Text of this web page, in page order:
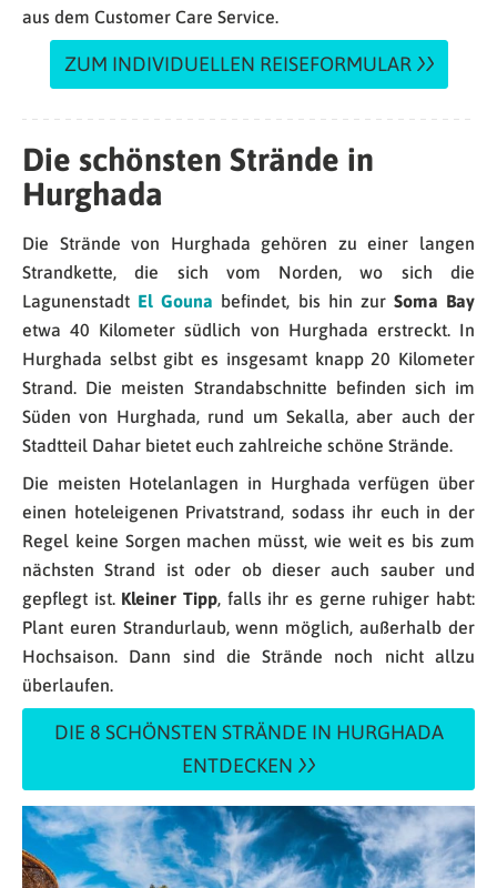
aus dem Customer Care Service.
ZUM INDIVIDUELLEN REISEFORMULAR
Die schönsten Strände in
Hurghada
Die Strände von Hurghada gehören zu einer langen
Strandkette, die sich vom Norden, wo sich die
Lagunenstadt El Gouna befindet, bis hin zur Soma Bay
etwa 40 Kilometer südlich von Hurghada erstreckt. In
Hurghada selbst gibt es insgesamt knapp 20 Kilometer
Strand. Die meisten Strandabschnitte befinden sich im
Süden von Hurghada, rund um Sekalla, aber auch der
Stadtteil Dahar bietet euch zahlreiche schöne Strände.
Die meisten Hotelanlagen in Hurghada verfügen über
einen hoteleigenen Privatstrand, sodass ihr euch in der
Regel keine Sorgen machen müsst, wie weit es bis zum
nächsten Strand ist oder ob dieser auch sauber und
gepflegt ist. Kleiner Tipp, falls ihr es gerne ruhiger habt:
Plant euren Strandurlaub, wenn möglich, außerhalb der
Hochsaison. Dann sind die Strände noch nicht allzu
überlaufen.
DIE 8 SCHÖNSTEN STRÄNDE IN HURGHADA
ENTDECKEN